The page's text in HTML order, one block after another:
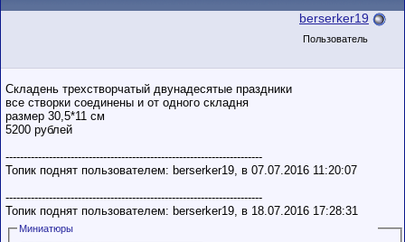
berserker19
Пользователь
Складень трехстворчатый двунадесятые праздники
все створки соединены и от одного складня
размер 30,5*11 см
5200 рублей
-----------------------------------------------------------------------
Топик поднят пользователем: berserker19, в 07.07.2016 11:20:07
-----------------------------------------------------------------------
Топик поднят пользователем: berserker19, в 18.07.2016 17:28:31
Миниатюры